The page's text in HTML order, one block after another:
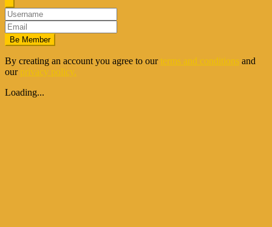
Be Member
By creating an account you agree to our terms and conditions and
our privacy policy.
Loading...